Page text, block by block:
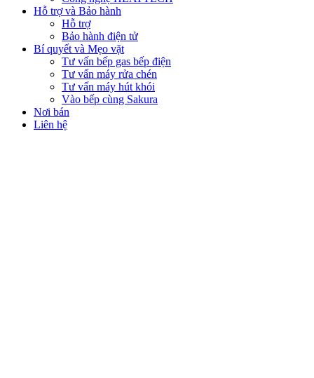
Hỗ trợ và Bảo hành
Hỗ trợ
Bảo hành điện tử
Bí quyết và Mẹo vặt
Tư vấn bếp gas bếp điện
Tư vấn máy rửa chén
Tư vấn máy hút khói
Vào bếp cùng Sakura
Nơi bán
Liên hệ